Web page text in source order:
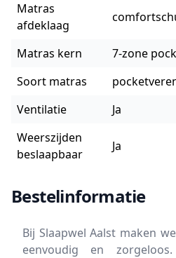
Matras
afdeklaag
Matras kern
7-zone
Soort matras
Ventilatie
Ja
Weerszijden
beslaapbaar
Ja
Bestelinformatie
Bij Slaapwel Aalst maken
eenvoudig en